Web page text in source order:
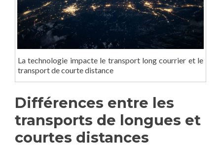
La technologie impacte le transport long courrier et le
transport de courte distance
Différences entre les
transports de longues et
courtes distances